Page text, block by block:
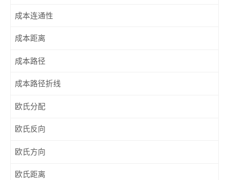
成本连通性
成本距离
成本路径
成本路径折线
欧氏分配
欧氏反向
欧氏方向
欧氏距离